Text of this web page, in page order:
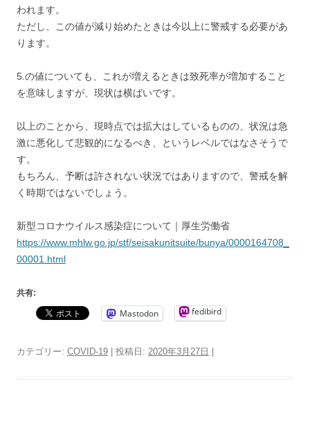
われます。
ただし、この値が減り始めたときは今以上に警戒する必要があ
ります。
5.の値についても、これが増えるときは致死率が増加すること
を意味しますが、現状は横ばいです。
以上のことから、現時点では拡大はしているものの、状況は急
激に悪化して悲観的になるべき、というレベルではなさそうで
す。
もちろん、予断は許されない状況ではありますので、警戒を解
く時期ではないでしょう。
新型コロナウイルス感染症について｜厚生労働省
https://www.mhlw.go.jp/stf/seisakunitsuite/bunya/0000164708_
00001.html
共有:
Mastodon fedibird
カテゴリー: COVID-19 | 投稿日: 2020年3月27日